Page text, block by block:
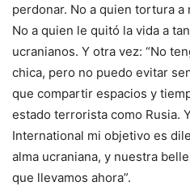
perdonar. No a quien tortura a
No a quien le quitó la vida a
ucranianos. Y otra vez: “No
chica, pero no puedo evitar
que compartir espacios y
estado terrorista como Rusia.
International mi objetivo es
alma ucraniana, y nuestra
que llevamos ahora”.